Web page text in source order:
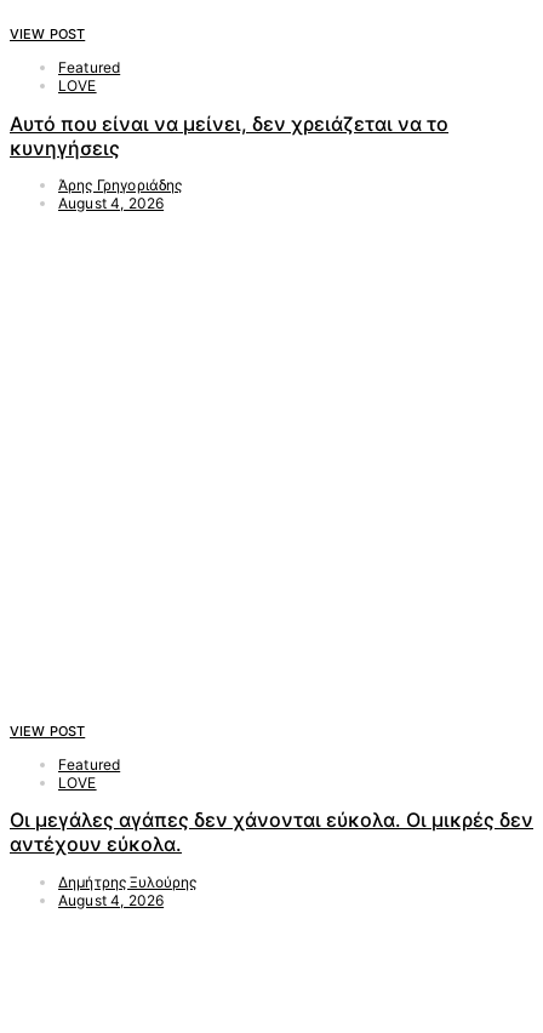
VIEW POST
Featured
LOVE
Αυτό που είναι να μείνει, δεν χρειάζεται να το
κυνηγήσεις
Άρης Γρηγοριάδης
August 4, 2026
VIEW POST
Featured
LOVE
Οι μεγάλες αγάπες δεν χάνονται εύκολα. Οι μικρές δεν
αντέχουν εύκολα.
Δημήτρης Ξυλούρης
August 4, 2026